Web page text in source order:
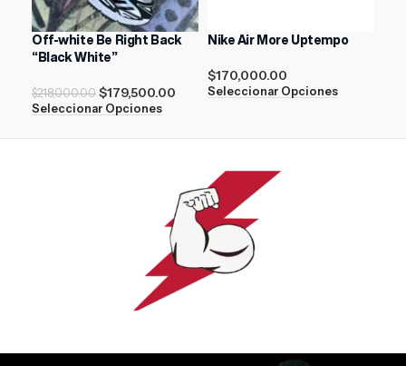
Off-white Be Right Back
“Black White”
$218,000.00 $179,500.00
Seleccionar Opciones
Nike Air More Uptempo
$170,000.00
Seleccionar Opciones